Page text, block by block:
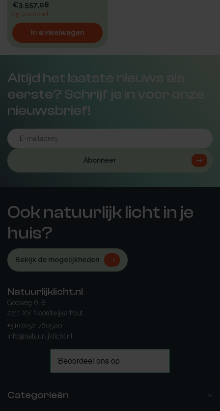
isolatie vo...
€3.557,08
Op voorraad
In winkelwagen
Altijd het laatste nieuws als
eerste? Schrijf je in voor onze
nieuwsbrief!
Abonneer
Ook natuurlijk licht in je
huis?
Bekijk de mogelijkheden
Natuurlijklicht.nl
Gooweg 6-8
2211 XV Noordwijkerhout
+31(0)252-760500
info@natuurlijklicht.nl
Categorieën